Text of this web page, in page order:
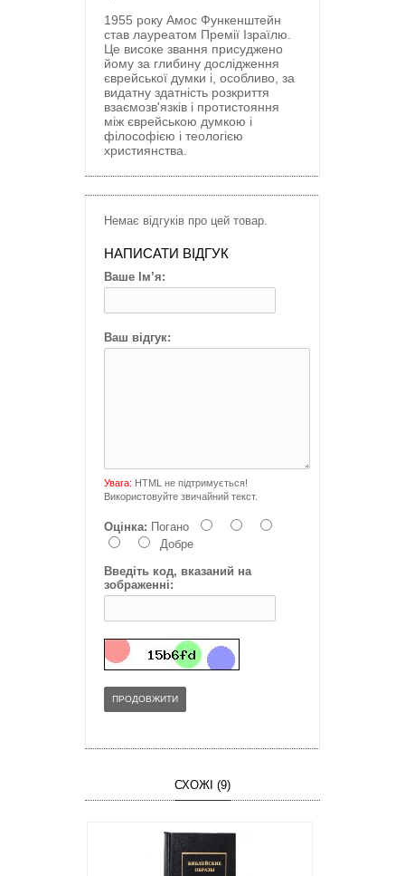
1955 року Амос Функенштейн
став лауреатом Премії Ізраїлю.
Це високе звання присуджено
йому за глибину дослідження
єврейської думки і, особливо, за
видатну здатність розкриття
взаємозв'язків і протистояння
між єврейською думкою і
філософією і теологією
християнства.
Немає відгуків про цей товар.
НАПИСАТИ ВІДГУК
Ваше Ім’я:
Ваш відгук:
Увага: HTML не підтримується!
Використовуйте звичайний текст.
Оцінка: Погано
Добре
Введіть код, вказаний на
зображенні:
ПРОДОВЖИТИ
СХОЖІ (9)